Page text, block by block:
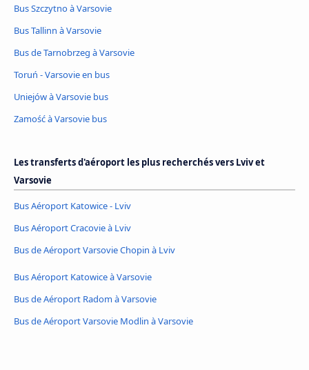
Bus Szczytno à Varsovie
Bus Tallinn à Varsovie
Bus de Tarnobrzeg à Varsovie
Toruń - Varsovie en bus
Uniejów à Varsovie bus
Zamość à Varsovie bus
Les transferts d'aéroport les plus recherchés vers Lviv et
Varsovie
Bus Aéroport Katowice - Lviv
Bus Aéroport Cracovie à Lviv
Bus de Aéroport Varsovie Chopin à Lviv
Bus Aéroport Katowice à Varsovie
Bus de Aéroport Radom à Varsovie
Bus de Aéroport Varsovie Modlin à Varsovie